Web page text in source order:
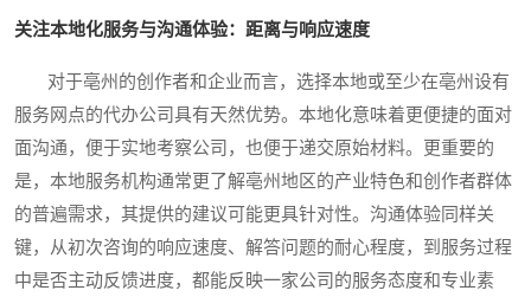
关注本地化服务与沟通体验：距离与响应速度
对于亳州的创作者和企业而言，选择本地或至少在亳州设有
服务网点的代办公司具有天然优势。本地化意味着更便捷的面对
面沟通，便于实地考察公司，也便于递交原始材料。更重要的
是，本地服务机构通常更了解亳州地区的产业特色和创作者群体
的普遍需求，其提供的建议可能更具针对性。沟通体验同样关
键，从初次咨询的响应速度、解答问题的耐心程度，到服务过程
中是否主动反馈进度，都能反映一家公司的服务态度和专业素